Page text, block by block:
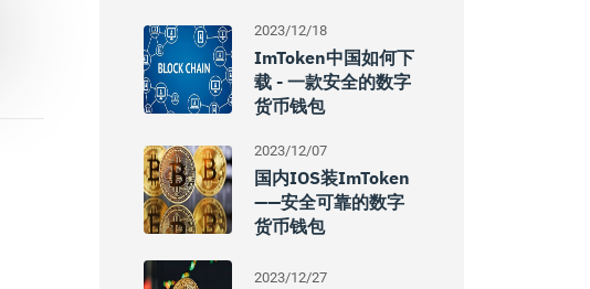
2023/12/18
ImToken中国如何下
载 - 一款安全的数字
货币钱包
2023/12/07
国内iOS装imToken
——安全可靠的数字
货币钱包
2023/12/27